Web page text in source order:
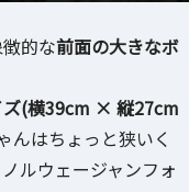
的な前面の大きなボ
ズ(横39cm × 縦27cm
んはちょっと狭いく
ルウェージャンフォ